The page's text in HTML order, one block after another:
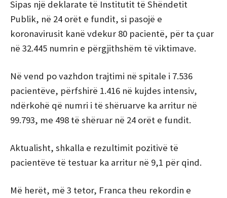
Sipas një deklarate të Institutit të Shëndetit
Publik, në 24 orët e fundit, si pasojë e
koronavirusit kanë vdekur 80 pacientë, për ta çuar
në 32.445 numrin e përgjithshëm të viktimave.
Në vend po vazhdon trajtimi në spitale i 7.536
pacientëve, përfshirë 1.416 në kujdes intensiv,
ndërkohë që numri i të shëruarve ka arritur në
99.793, me 498 të shëruar në 24 orët e fundit.
Aktualisht, shkalla e rezultimit pozitivë të
pacientëve të testuar ka arritur në 9,1 për qind.
Më herët, më 3 tetor, Franca theu rekordin e